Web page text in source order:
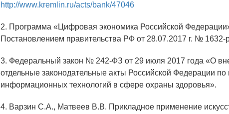
http://www.kremlin.ru/acts/bank/47046
2. Программа «Цифровая экономика Российской
Постановлением правительства РФ от 28.07.2017 г. № 1632-
3. Федеральный закон № 242-ФЗ от 29 июля 2017 года «О
отдельные законодательные акты Российской Федерации
информационных технологий в сфере охраны здоровья».
4. Варзин С.А., Матвеев В.В. Прикладное применение